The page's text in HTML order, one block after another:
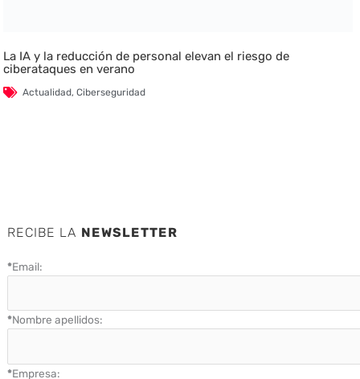
La IA y la reducción de personal elevan el riesgo de
ciberataques en verano
Actualidad,Ciberseguridad
RECIBE LA NEWSLETTER
*Email:
*Nombre apellidos:
*Empresa: